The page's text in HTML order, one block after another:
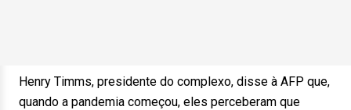
Henry Timms, presidente do complexo, disse à AFP que,
quando a pandemia começou, eles perceberam que